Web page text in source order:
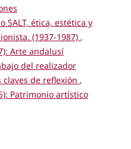
SALT, ética, estética y
(1937-1987) ,
Arte andalusí
del realizador
de reflexión ,
Patrimonio artístico